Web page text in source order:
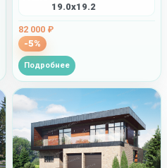
19.0x19.2
82 000 ₽
-5%
Подробнее